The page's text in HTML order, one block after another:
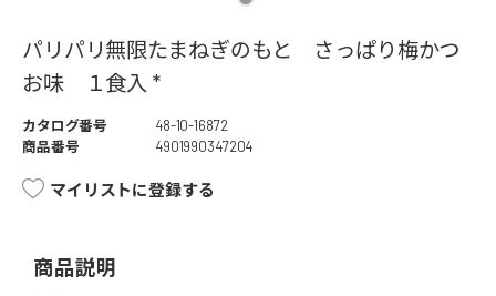
パリパリ無限たまねぎのもと さっぱり梅かつ
お味 １食入 *
カタログ番号
48-10-16872
商品番号
4901990347204
マイリストに登録する
商品説明